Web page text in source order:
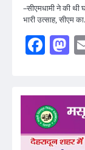
–सीएमधामी ने की थी
भारी उत्साह, सीएम